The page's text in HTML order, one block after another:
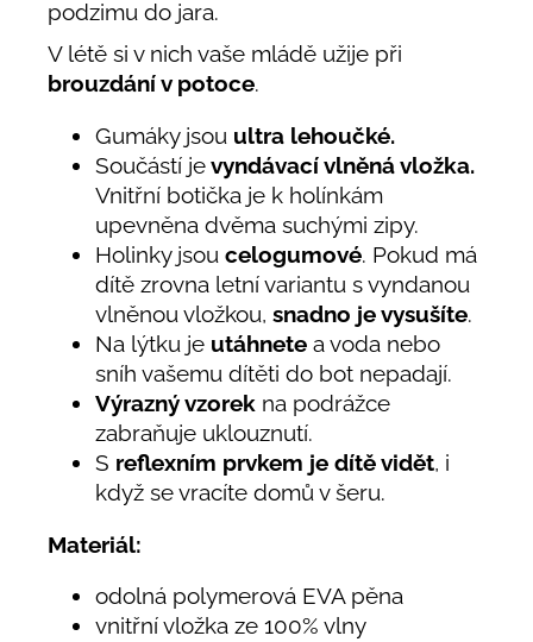
podzimu do jara.
V létě si v nich vaše mládě užije při
brouzdání v potoce.
Gumáky jsou ultra lehoučké.
Součástí jevyndávací vlněná vložka.
Vnitřní botička je k holínkám
upevněna dvěma suchými zipy.
Holinky jsou celogumové. Pokud má
dítě zrovna letní variantu s vyndanou
vlněnou vložkou, snadno je vysušíte.
Na lýtku je utáhnete a voda nebo
sníh vašemu dítěti do bot nepadají.
Výrazný vzorek na podrážce
zabraňuje uklouznutí.
S reflexním prvkem je dítě vidět, i
když se vracíte domů v šeru.
Materiál:
odolná polymerová EVA pěna
vnitřní vložka ze 100% vlny